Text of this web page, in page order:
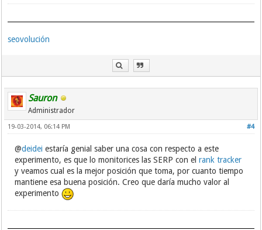
seovolución
Sauron
Administrador
#4
19-03-2014, 06:14 PM
@deidei estaría genial saber una cosa con respecto a este
experimento, es que lo monitorices las SERP con elrank tracker
y veamos cual es la mejor posición que toma, por cuanto tiempo
mantiene esa buena posición. Creo que daría mucho valor al
experimento